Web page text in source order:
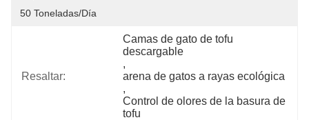
50 Toneladas/día
Resaltar:
Camas de gato de tofu
descargable
,
arena de gatos a rayas ecológica
,
Control de olores de la basura de
tofu